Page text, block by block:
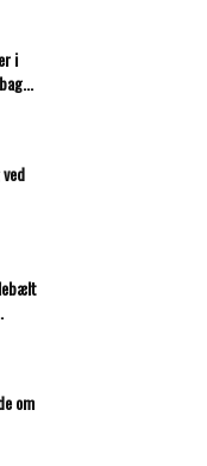
i
om